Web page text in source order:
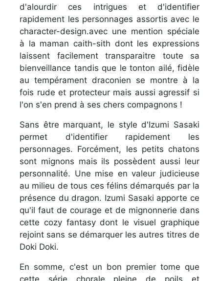
d'alourdir ces intrigues et d'identifier
rapidement les personnages assortis avec le
character-design.avec une mention spéciale
à la maman caith-sith dont les expressions
laissent facilement transparaitre toute sa
bienveillance tandis que le tonton ailé, fidèle
au tempérament draconien se montre à la
fois rude et protecteur mais aussi agressif si
l'on s'en prend à ses chers compagnons !
Sans être marquant, le style d'Izumi Sasaki
permet d'identifier rapidement les
personnages. Forcément, les petits chatons
sont mignons mais ils possèdent aussi leur
personnalité. Une mise en valeur judicieuse
au milieu de tous ces félins démarqués par la
présence du dragon. Izumi Sasaki apporte ce
qu'il faut de courage et de mignonnerie dans
cette cozy fantasy dont le visuel graphique
rejoint sans se démarquer les autres titres de
Doki Doki.
En somme, c'est un bon premier tome que
cette série chorale pleine de poils et